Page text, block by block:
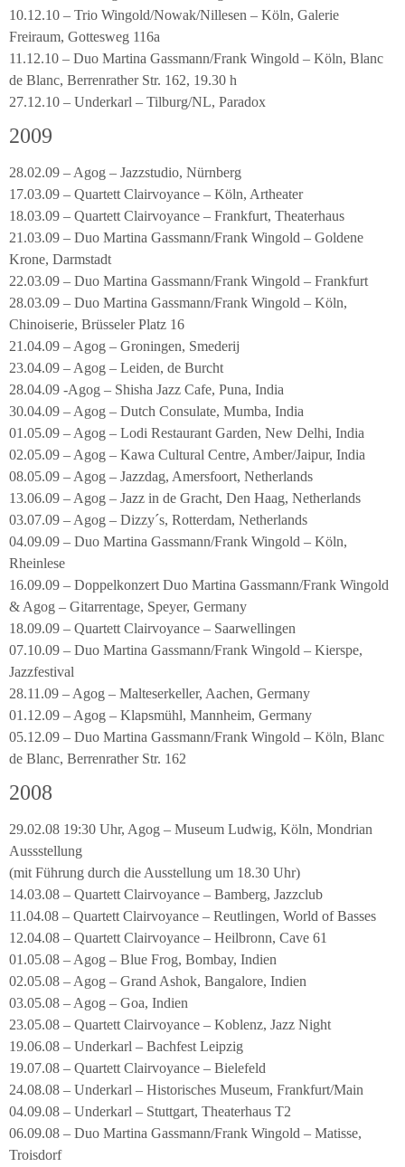
10.12.10 – Trio Wingold/Nowak/Nillesen – Köln, Galerie
Freiraum, Gottesweg 116a
11.12.10 – Duo Martina Gassmann/Frank Wingold – Köln, Blanc
de Blanc, Berrenrather Str. 162, 19.30 h
27.12.10 – Underkarl – Tilburg/NL, Paradox
2009
28.02.09 – Agog – Jazzstudio, Nürnberg
17.03.09 – Quartett Clairvoyance – Köln, Artheater
18.03.09 – Quartett Clairvoyance – Frankfurt, Theaterhaus
21.03.09 – Duo Martina Gassmann/Frank Wingold – Goldene
Krone, Darmstadt
22.03.09 – Duo Martina Gassmann/Frank Wingold – Frankfurt
28.03.09 – Duo Martina Gassmann/Frank Wingold – Köln,
Chinoiserie, Brüsseler Platz 16
21.04.09 – Agog – Groningen, Smederij
23.04.09 – Agog – Leiden, de Burcht
28.04.09 -Agog – Shisha Jazz Cafe, Puna, India
30.04.09 – Agog – Dutch Consulate, Mumba, India
01.05.09 – Agog – Lodi Restaurant Garden, New Delhi, India
02.05.09 – Agog – Kawa Cultural Centre, Amber/Jaipur, India
08.05.09 – Agog – Jazzdag, Amersfoort, Netherlands
13.06.09 – Agog – Jazz in de Gracht, Den Haag, Netherlands
03.07.09 – Agog – Dizzy´s, Rotterdam, Netherlands
04.09.09 – Duo Martina Gassmann/Frank Wingold – Köln,
Rheinlese
16.09.09 – Doppelkonzert Duo Martina Gassmann/Frank Wingold
& Agog – Gitarrentage, Speyer, Germany
18.09.09 – Quartett Clairvoyance – Saarwellingen
07.10.09 – Duo Martina Gassmann/Frank Wingold – Kierspe,
Jazzfestival
28.11.09 – Agog – Malteserkeller, Aachen, Germany
01.12.09 – Agog – Klapsmühl, Mannheim, Germany
05.12.09 – Duo Martina Gassmann/Frank Wingold – Köln, Blanc
de Blanc, Berrenrather Str. 162
2008
29.02.08 19:30 Uhr, Agog – Museum Ludwig, Köln, Mondrian
Aussstellung
(mit Führung durch die Ausstellung um 18.30 Uhr)
14.03.08 – Quartett Clairvoyance – Bamberg, Jazzclub
11.04.08 – Quartett Clairvoyance – Reutlingen, World of Basses
12.04.08 – Quartett Clairvoyance – Heilbronn, Cave 61
01.05.08 – Agog – Blue Frog, Bombay, Indien
02.05.08 – Agog – Grand Ashok, Bangalore, Indien
03.05.08 – Agog – Goa, Indien
23.05.08 – Quartett Clairvoyance – Koblenz, Jazz Night
19.06.08 – Underkarl – Bachfest Leipzig
19.07.08 – Quartett Clairvoyance – Bielefeld
24.08.08 – Underkarl – Historisches Museum, Frankfurt/Main
04.09.08 – Underkarl – Stuttgart, Theaterhaus T2
06.09.08 – Duo Martina Gassmann/Frank Wingold – Matisse,
Troisdorf